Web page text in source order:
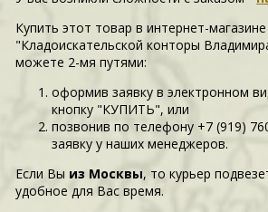
Купить этот товар в интернет-магазине
"Кладоискательской конторы
можете 2-мя путями:
оформив заявку в электронном
кнопку "КУПИТЬ", или
позвонив по телефону +7 (919)
заявку у наших менеджеров.
Если Вы из Москвы, то курьер
удобное для Вас время.